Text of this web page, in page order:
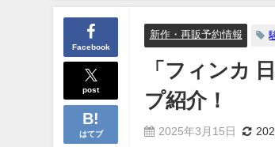
Facebook
post
はてブ
新作・再販予約情報
「フィンカ
プ紹介！
2025年3月15日